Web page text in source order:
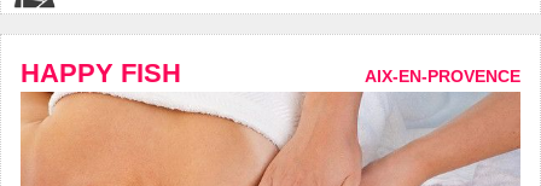
HAPPY FISH AIX-EN-PROVENCE